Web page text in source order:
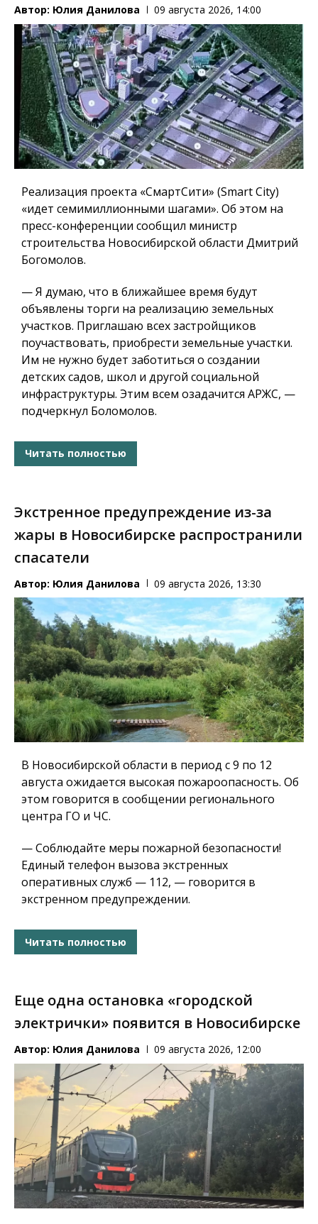
Автор: Юлия Данилова 09 августа 2026, 14:00
Реализация проекта «СмартСити» (Smart City)
«идет семимиллионными шагами». Об этом на
пресс-конференции сообщил министр
строительства Новосибирской области Дмитрий
Богомолов.
— Я думаю, что в ближайшее время будут
объявлены торги на реализацию земельных
участков. Приглашаю всех застройщиков
поучаствовать, приобрести земельные участки.
Им не нужно будет заботиться о создании
детских садов, школ и другой социальной
инфраструктуры. Этим всем озадачится АРЖС, —
подчеркнул Боломолов.
Читать полностью
Экстренное предупреждение из-за
жары в Новосибирске распространили
спасатели
Автор: Юлия Данилова 09 августа 2026, 13:30
В Новосибирской области в период с 9 по 12
августа ожидается высокая пожароопасность. Об
этом говорится в сообщении регионального
центра ГО и ЧС.
— Соблюдайте меры пожарной безопасности!
Единый телефон вызова экстренных
оперативных служб — 112, — говорится в
экстренном предупреждении.
Читать полностью
Еще одна остановка «городской
электрички» появится в Новосибирске
Автор: Юлия Данилова 09 августа 2026, 12:00